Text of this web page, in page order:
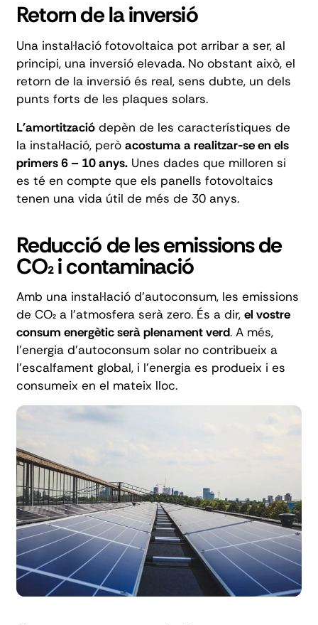
Retorn de la inversió
Una instal·lació fotovoltaica pot arribar a ser, al
principi, una inversió elevada. No obstant això, el
retorn de la inversió és real, sens dubte, un dels
punts forts de les plaques solars.
L'amortitzaciódepèn de les característiques de
la instal·lació, però acostuma a realitzar-se en els
primers 6 – 10 anys.Unes dades que milloren si
es té en compte que els panells fotovoltaics
tenen una vida útil de més de 30 anys.
Reducció de les emissions de
CO₂ i contaminació
Amb una instal·lació d'autoconsum, les emissions
de CO₂ a l'atmosfera serà zero. És a dir, el vostre
consum energètic serà plenament verd. A més,
l'energia d'autoconsum solarno contribueix a
l'escalfament global, i l'energia es produeix i es
consumeix en el mateix lloc.